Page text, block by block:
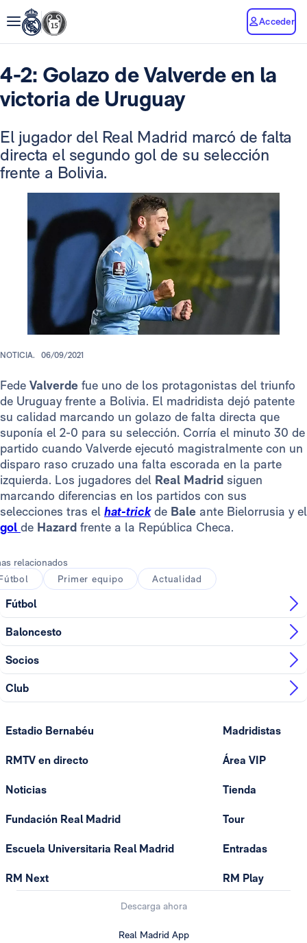
Acceder
4-2: Golazo de Valverde en la
victoria de Uruguay
El jugador del Real Madrid marcó de falta
directa el segundo gol de su selección
frente a Bolivia.
NOTICIA. 06/09/2021
Fede Valverde fue uno de los protagonistas del triunfo
de Uruguay frente a Bolivia. El madridista dejó patente
su calidad marcando un golazo de falta directa que
suponía el 2-0 para su selección. Corría el minuto 30 de
partido cuando Valverde ejecutó magistralmente con un
disparo raso cruzado una falta escorada en la parte
izquierda. Los jugadores del Real Madrid siguen
marcando diferencias en los partidos con sus
selecciones tras el hat-trick de Bale ante Bielorrusia y el
gol de Hazard frente a la República Checa.
relacionados
Primer equipo Actualidad
Fútbol
Baloncesto
Socios
Club
Estadio Bernabéu
RMTV en directo
Noticias
Fundación Real Madrid
Escuela Universitaria Real Madrid
RM Next
Madridistas
Área VIP
Tienda
Tour
Entradas
RM Play
Descarga ahora
Real Madrid App